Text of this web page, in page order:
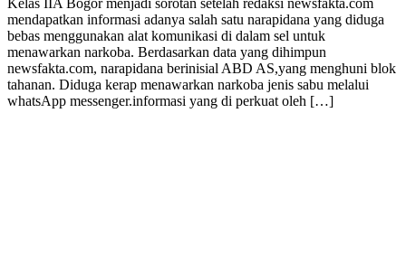
Kelas IIA Bogor menjadi sorotan setelah redaksi newsfakta.com
mendapatkan informasi adanya salah satu narapidana yang diduga
bebas menggunakan alat komunikasi di dalam sel untuk
menawarkan narkoba. Berdasarkan data yang dihimpun
newsfakta.com, narapidana berinisial ABD AS,yang menghuni blok
tahanan. Diduga kerap menawarkan narkoba jenis sabu melalui
whatsApp messenger.informasi yang di perkuat oleh […]